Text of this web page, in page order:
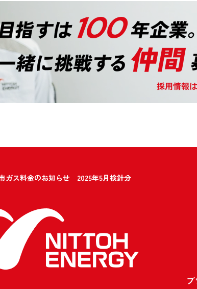
ガス料金のお知らせ 2025年5月検針分